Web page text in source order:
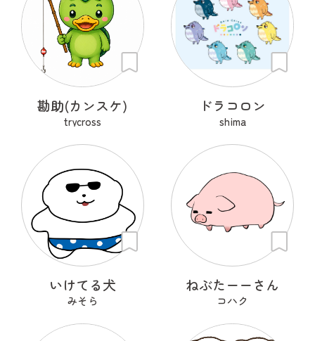
勘助(カンスケ)
trycross
ドラコロン
shima
いけてる犬
みそら
ねぶたーーさん
コハク